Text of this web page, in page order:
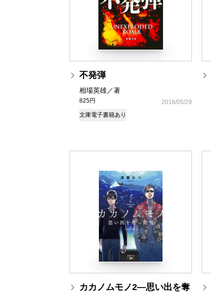
不発弾
相場英雄／著
825円
2018/05/29
文庫電子書籍あり
カカノムモノ2―思い出を奪